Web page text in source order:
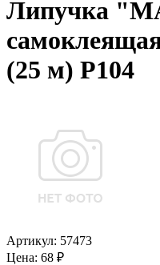
Липучка
(25 м) Р104
Артикул: 57473
Цена: 68 ₽